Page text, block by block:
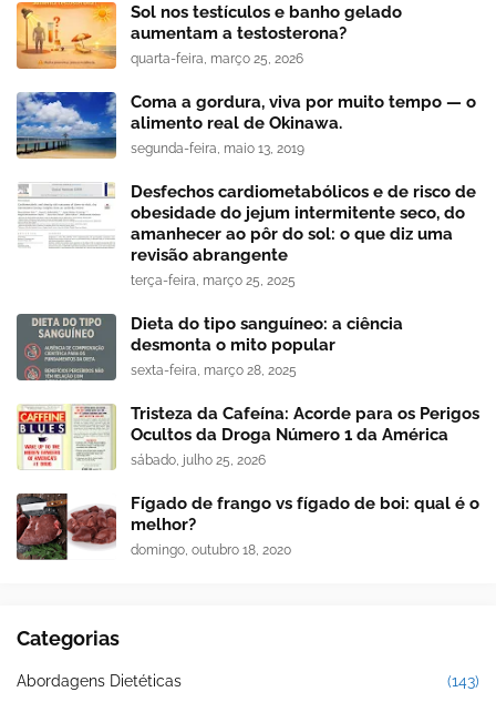
Sol nos testículos e banho gelado
aumentam a testosterona?
quarta-feira, março 25, 2026
Coma a gordura, viva por muito tempo — o
alimento real de Okinawa.
segunda-feira, maio 13, 2019
Desfechos cardiometabólicos e de risco de
obesidade do jejum intermitente seco, do
amanhecer ao pôr do sol: o que diz uma
revisão abrangente
terça-feira, março 25, 2025
Dieta do tipo sanguíneo: a ciência
desmonta o mito popular
sexta-feira, março 28, 2025
Tristeza da Cafeína: Acorde para os Perigos
Ocultos da Droga Número 1 da América
sábado, julho 25, 2026
Fígado de frango vs fígado de boi: qual é o
melhor?
domingo, outubro 18, 2020
Categorias
Abordagens Dietéticas (143)